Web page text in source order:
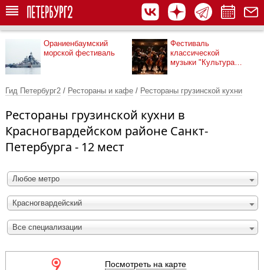
Ораниенбаумский
морской фестиваль
Фестиваль
классической
музыки "Культура
Гид Петербург2 / Рестораны и кафе / Рестораны грузинской кухни
Рестораны грузинской кухни в
Красногвардейском районе Санкт-
Петербурга - 12 мест
Любое метро
Красногвардейский
Все специализации
Посмотреть на карте